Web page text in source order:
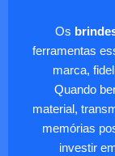
Os
ferramentas
marca,
Quando
material,
memórias
investir